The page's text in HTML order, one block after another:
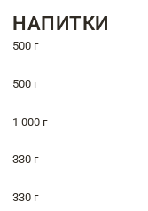
НАПИТКИ
500 г
500 г
1 000 г
330 г
330 г